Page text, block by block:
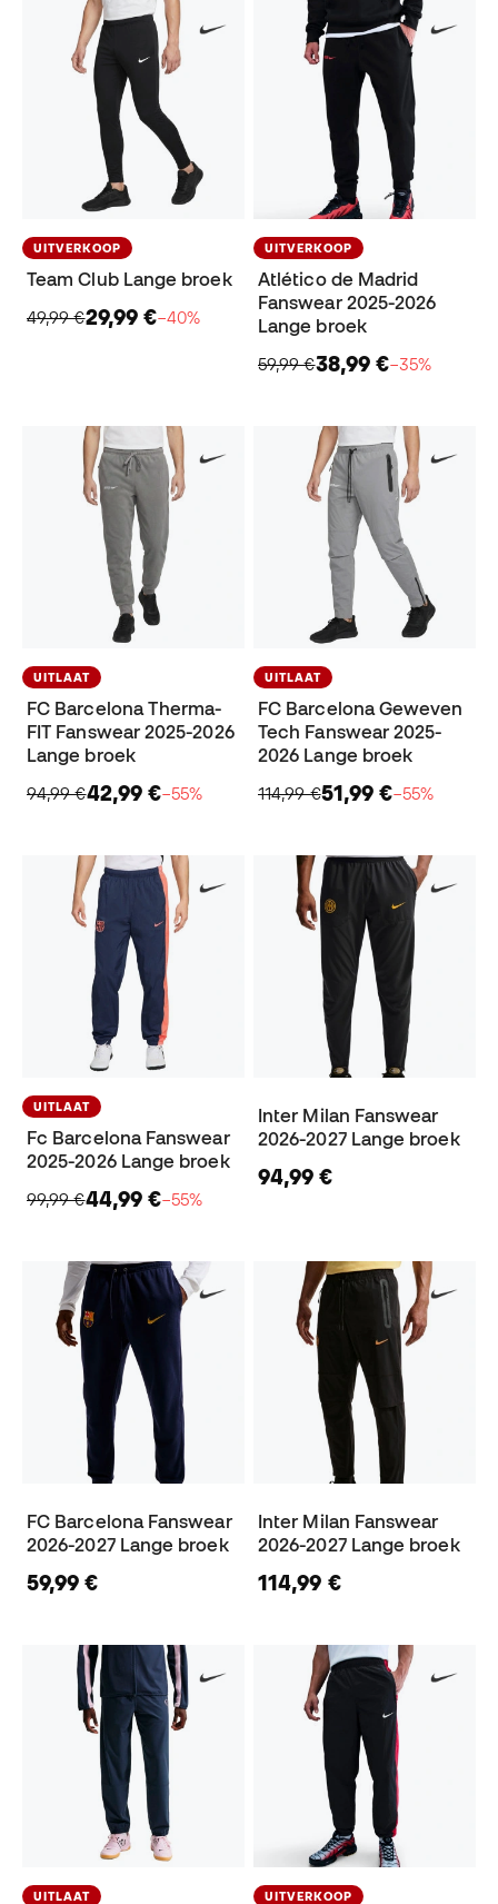
UITVERKOOP
Team Club Lange broek
49,99 €29,99 €−40%
UITVERKOOP
Atlético de Madrid
Fanswear 2025-2026
Lange broek
59,99 €38,99 €−35%
UITLAAT
FC Barcelona Therma-
FIT Fanswear 2025-2026
Lange broek
94,99 €42,99 €−55%
UITLAAT
FC Barcelona Geweven
Tech Fanswear 2025-
2026 Lange broek
114,99 €51,99 €−55%
UITLAAT
Fc Barcelona Fanswear
2025-2026 Lange broek
99,99 €44,99 €−55%
Inter Milan Fanswear
2026-2027 Lange broek
94,99 €
FC Barcelona Fanswear
2026-2027 Lange broek
59,99 €
Inter Milan Fanswear
2026-2027 Lange broek
114,99 €
UITLAAT UITVERKOOP